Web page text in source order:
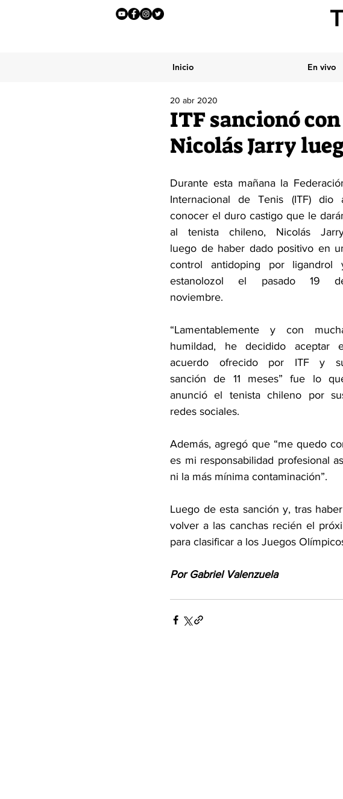
Inicio En vivo
ITF sancionó con
Nicolás Jarry
20 abr 2020
Durante esta mañana la
Internacional de Tenis (ITF) dio
conocer el duro castigo que le
al tenista chileno, Nicolás
luego de haber dado positivo en
control antidoping por ligandrol
estanolozol el pasado 19
noviembre.
“Lamentablemente y con
humildad, he decidido aceptar
acuerdo ofrecido por ITF y
sanción de 11 meses” fue lo
anunció el tenista chileno por
redes sociales.
Además, agregó que “me quedo
es mi responsabilidad profesional
ni la más mínima contaminación”.
Luego de esta sanción y, tras
volver a las canchas recién el
para clasificar a los Juegos
Por Gabriel Valenzuela